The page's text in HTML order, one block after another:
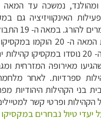
האינקוויזיציה גם
בתחילת המאה ה- 20
ובשנות ה- 20 נוסדו במקסיקו
מאירופה המזרחית
ספרדיות. לאחר
בני הקהילות היהודיות
הקהילות ופרטי קשר
יעדי טיול נבחרים במקסיקו
תכנוןטיולים לדרום ומרכז